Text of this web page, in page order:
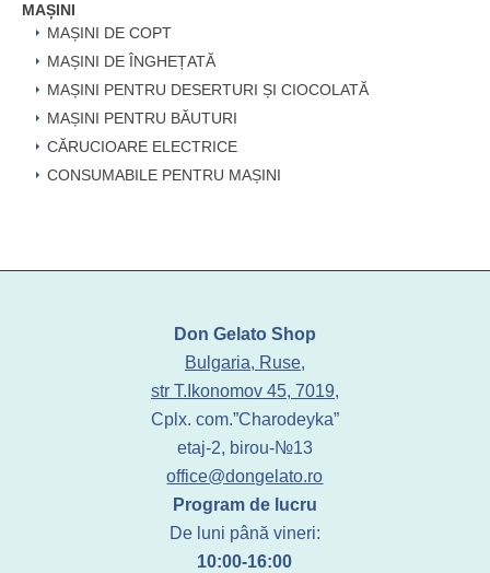
MAȘINI
MAȘINI DE COPT
MAȘINI DE ÎNGHEȚATĂ
MAȘINI PENTRU DESERTURI ȘI CIOCOLATĂ
MAȘINI PENTRU BĂUTURI
CĂRUCIOARE ELECTRICE
CONSUMABILE PENTRU MAȘINI
Don Gelato Shop
Bulgaria, Ruse,
str T.Ikonomov 45, 7019,
Cplx. com.”Charodeyka”
etaj-2, birou-№13
office@dongelato.ro
Program de lucru
De luni până vineri:
10:00-16:00